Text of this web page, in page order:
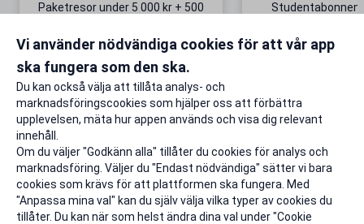
Paketresor under 5 000 kr + 500
Gäller även på redan prissänkta
Till rabatten
+ 20 GB
Vi använder nödvändiga cookies för att vår app
ska fungera som den ska.
Du kan också välja att tillåta analys- och
marknadsföringscookies som hjälper oss att förbättra
upplevelsen, mäta hur appen används och visa dig relevant
innehåll.
Om du väljer "Godkänn alla" tillåter du cookies för analys och
marknadsföring. Väljer du "Endast nödvändiga" sätter vi bara
cookies som krävs för att plattformen ska fungera. Med
"Anpassa mina val" kan du själv välja vilka typer av cookies du
tillåter. Du kan när som helst ändra dina val under "Cookie